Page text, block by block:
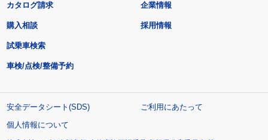
カタログ請求
購入相談
試乗車検索
車検/点検/整備予約
企業情報
採用情報
安全データシート(SDS)
ご利用にあたって
個人情報について